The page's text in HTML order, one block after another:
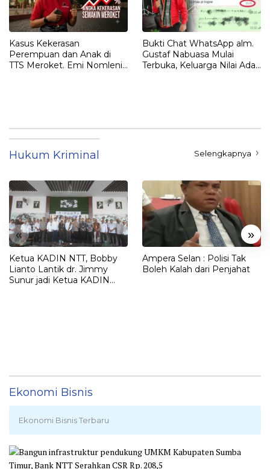
Kasus Kekerasan
Perempuan dan Anak di
TTS Meroket. Emi Nomleni :
Bukti Chat WhatsApp alm.
Gustaf Nabuasa Mulai
Terbuka, Keluarga Nilai Ada
Hukum Kriminal Selengkapnya
« »
Ketua KADIN NTT, Bobby
Lianto Lantik dr. Jimmy
Sunur jadi Ketua KADIN
Ampera Selan : Polisi Tak
Boleh Kalah dari Penjahat
Ekonomi Bisnis
Ekonomi Bisnis Terbaru